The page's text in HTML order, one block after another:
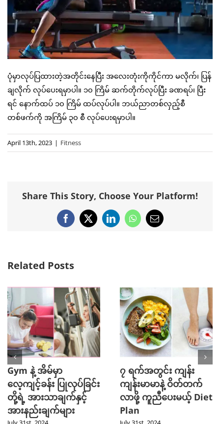
ပုံမှာလုပ်ပြထားတဲ့အတိုင်းနေပြီး အလေးတုံးကိုကိုင်ကာ မလိုက်၊ ပြန်
ချလိုက် လုပ်ပေးရမှာပါ။ ၁၀ ကြိမ် ဆက်တိုက်လုပ်ပြီး ခဏရပ်၊ ပြီး
ရင် နောက်ထပ် ၁၀ ကြိမ် ထပ်လုပ်ပါ။ ဘယ်ညာတစ်လှည့်စီ
တစ်ဖက်ကို အကြိမ် ၃၀ စီ လုပ်ပေးရမှာပါ။
April 13th, 2023 | Fitness
Share This Story, Choose Your Platform!
Facebook
X LinkedInWhatsApp
Email
Related Posts
Gym နဲ့ အိမ်မှာ
လေ့ကျင့်ခန်း ပြုလုပ်ခြင်း
တို့ရဲ့ အားသာချက်နှင့်
အားနည်းချက်များ
၇ ရက်အတွင်း ကျန်း
ကျန်းမာမာနဲ့ ဝိတ်တက်
လာဖို့ ကူညီပေးမယ့် Diet
Plan